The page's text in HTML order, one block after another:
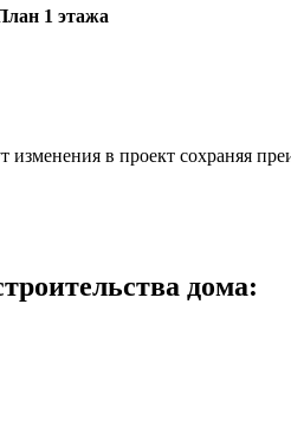
1 этажа
в проект сохраняя
дома: